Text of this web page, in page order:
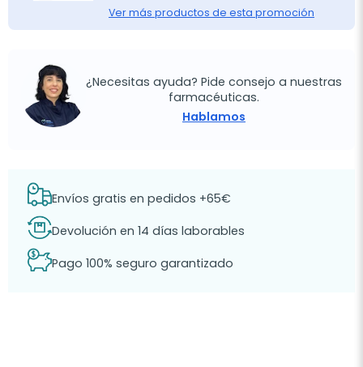
Ver más productos de esta promoción
¿Necesitas ayuda? Pide consejo a nuestras
farmacéuticas.
Hablamos
Envíos gratis en pedidos +65€
Devolución en 14 días laborables
Pago 100% seguro garantizado